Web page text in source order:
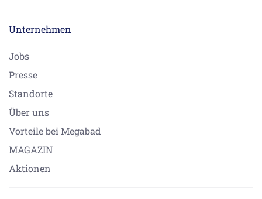
Unternehmen
Jobs
Presse
Standorte
Über uns
Vorteile bei Megabad
MAGAZIN
Aktionen